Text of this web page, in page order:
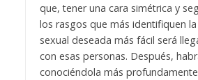
que, tener una cara simétrica y
los rasgos que más identifiquen
sexual deseada más fácil será
con esas personas. Después,
conociéndola más